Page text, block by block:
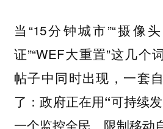
当“15分钟城市”“摄像
证”“WEF大重置”这几个
帖子中同时出现，一套
了：政府正在用“可持续
一个监控全民、限制移动